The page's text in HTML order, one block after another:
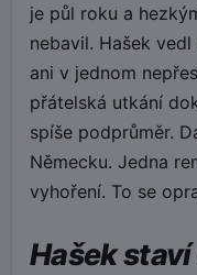
je půl roku a
nebavil. Hašek
ani v jednom
přátelská utkání
spíše podprůměr.
Německu. Jedna
vyhoření. To se
Hašek